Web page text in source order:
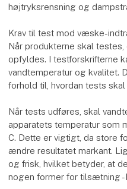
højtryksrensning og
Krav til test mod væske-
Når produkterne skal
opfyldes. I testforskrifterne
vandtemperatur og kvalitet.
forhold til, hvordan tests skal
Når tests udføres, skal
apparatets temperatur som
C. Dette er vigtigt, da store
ændre resultatet markant.
og frisk, hvilket betyder, at
nogen former for tilsætning -